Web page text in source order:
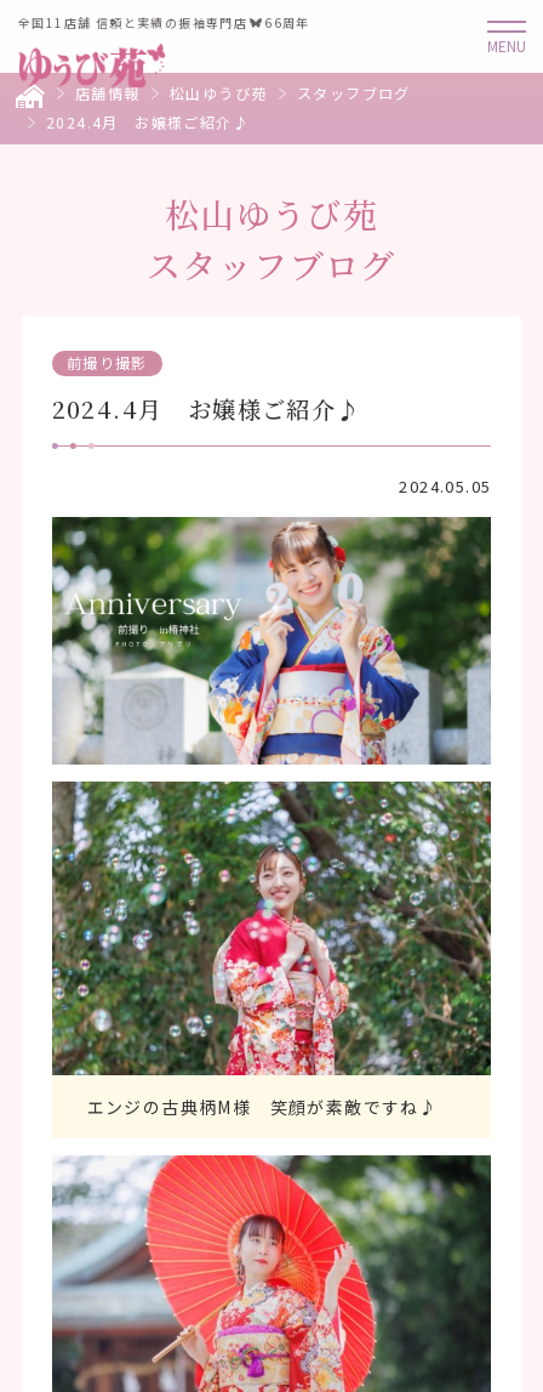
全国11店舗 信頼と実績の振袖専門店 66周年
店舗情報 松山ゆうび苑
スタッフブログ
2024.4月 お嬢様ご紹介♪
松山ゆうび苑
スタッフブログ
前撮り撮影
2024.4月 お嬢様ご紹介♪
2024.05.05
エンジの古典柄M様 笑顔が素敵ですね♪